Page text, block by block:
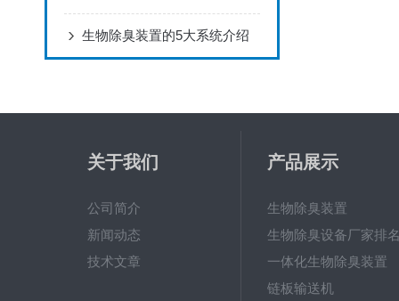
生物除臭装置的5大系统介绍
关于我们
公司简介
新闻动态
技术文章
产品展示
生物除臭装置
生物除臭设备厂家排
一体化生物除臭装置
链板输送机